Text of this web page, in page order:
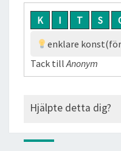
K I T S
enklare
Tack tillAnonym
Hjälpte detta dig?